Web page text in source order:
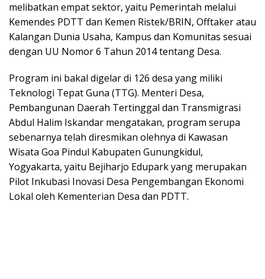
melibatkan empat sektor, yaitu Pemerintah melalui
Kemendes PDTT dan Kemen Ristek/BRIN, Offtaker atau
Kalangan Dunia Usaha, Kampus dan Komunitas sesuai
dengan UU Nomor 6 Tahun 2014 tentang Desa.
Program ini bakal digelar di 126 desa yang miliki
Teknologi Tepat Guna (TTG). Menteri Desa,
Pembangunan Daerah Tertinggal dan Transmigrasi
Abdul Halim Iskandar mengatakan, program serupa
sebenarnya telah diresmikan olehnya di Kawasan
Wisata Goa Pindul Kabupaten Gunungkidul,
Yogyakarta, yaitu Bejiharjo Edupark yang merupakan
Pilot Inkubasi Inovasi Desa Pengembangan Ekonomi
Lokal oleh Kementerian Desa dan PDTT.